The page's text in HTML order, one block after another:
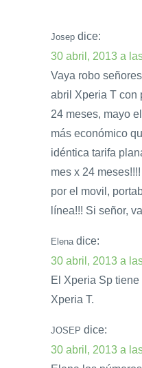
Josep dice:
30 abril, 2013 a
Vaya robo
abril Xperia T con
24 meses, mayo
más económico
idéntica tarifa
mes x 24
por el movil,
línea!!! Si señor,
Elena dice:
30 abril, 2013 a
El Xperia Sp tiene
Xperia T.
JOSEP dice:
30 abril, 2013 a